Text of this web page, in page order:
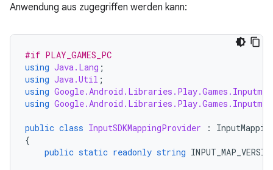
Anwendung aus zugegriffen werden kann:
#if PLAY_GAMES_PC
using Java.Lang ;
using Java.Util ;
using
using
public class InputSDKMappingProvider :
{
public static readonly string